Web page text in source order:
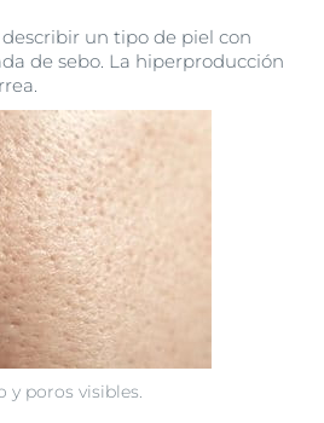
y poros visibles.
describir un tipo de piel con
de sebo. La hiperproducción